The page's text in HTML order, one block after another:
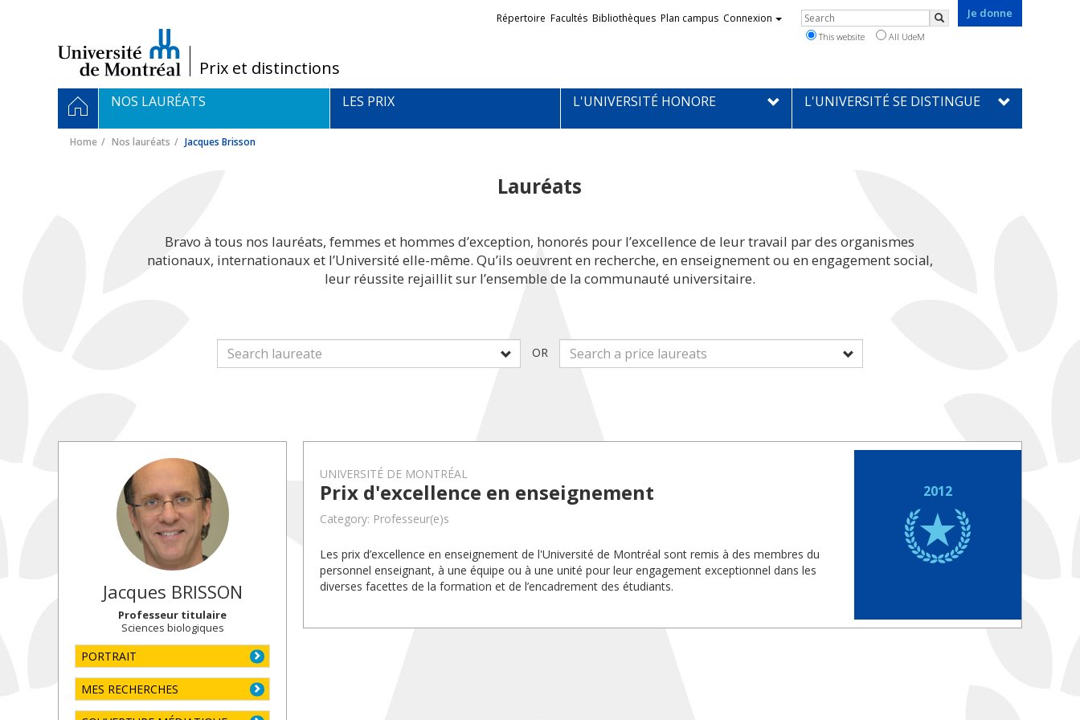
/Prix et distinctions
Je donne
Liens
externes
Répertoire Facultés Bibliothèques Plan campus Connexion Rechercher
Search
This website All UdeM
Navigation
principale
HOMENOS LAURÉATS LES PRIX L'UNIVERSITÉ HONORE L'UNIVERSITÉ SE DISTINGUE
Home Nos lauréats Jacques Brisson
Lauréats
Bravo à tous nos lauréats, femmes et hommes d’exception, honorés pour l’excellence de leur travail par des organismes
nationaux, internationaux et l’Université elle-même. Qu’ils oeuvrent en recherche, en enseignement ou en engagement social,
leur réussite rejaillit sur l’ensemble de la communauté universitaire.
OR
Jacques BRISSON
Professeur titulaire
Sciences biologiques
PORTRAIT
MES RECHERCHES
UNIVERSITÉ DE MONTRÉAL
Prix d'excellence en enseignement
Category: Professeur(e)s
Les prix d’excellence en enseignement de l'Université de Montréal sont remis à des membres du
personnel enseignant, à une équipe ou à une unité pour leur engagement exceptionnel dans les
diverses facettes de la formation et de l’encadrement des étudiants.
2012